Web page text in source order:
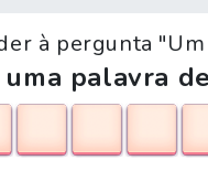
à pergunta
uma palavra